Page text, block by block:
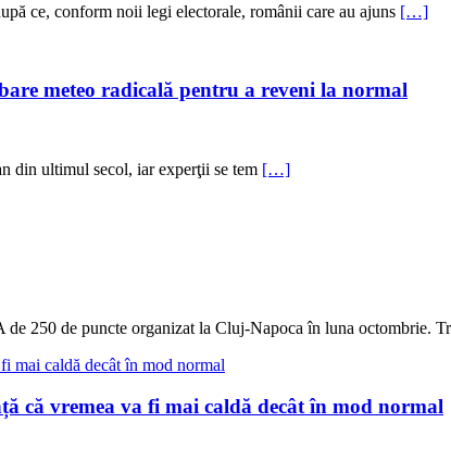
ce, conform noii legi electorale, românii care au ajuns […]
meteo radicală pentru a reveni la normal
din ultimul secol, iar experţii se tem […]
250 de puncte organizat la Cluj-Napoca în luna octombrie.
că vremea va fi mai caldă decât în mod normal